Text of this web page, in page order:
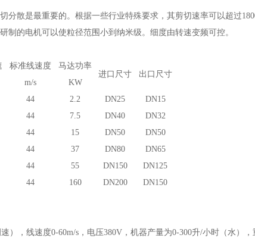
分散是最重要的。根据一些行业特殊要求，其剪切速率可以超过
制的电机可以使粒径范围小到纳米级。细度由转速变频可控。
标准线速度
m/s
马达功率
KW
进口尺寸 出口尺寸
44 2.2 DN25
DN15
44 7.5 DN40
DN32
44 15 DN50
DN50
44 37 DN80
DN65
44 55 DN150
DN125
44 160 DN200 DN150
） ，线速度0-60m/s，电压380V，机器产量为0-300升/小时（水）